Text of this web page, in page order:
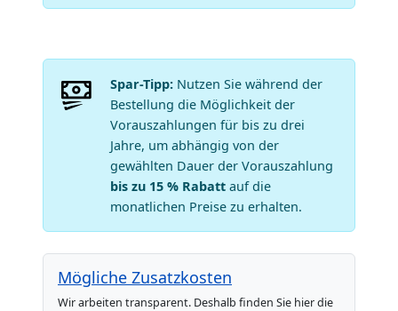
Spar-Tipp: Nutzen Sie während der
Bestellung die Möglichkeit der
Vorauszahlungen für bis zu drei
Jahre, um abhängig von der
gewählten Dauer der Vorauszahlung
bis zu 15 % Rabattauf die
monatlichen Preise zu erhalten.
Mögliche Zusatzkosten
Wir arbeiten transparent. Deshalb finden Sie hier die